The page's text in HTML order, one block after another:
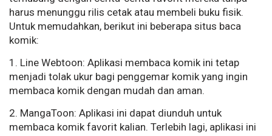
harus menunggu rilis cetak atau membeli buku fisik.
Untuk memudahkan, berikut ini beberapa situs baca
komik:
1. Line Webtoon: Aplikasi membaca komik ini tetap
menjadi tolak ukur bagi penggemar komik yang ingin
membaca komik dengan mudah dan aman.
2. MangaToon: Aplikasi ini dapat diunduh untuk
membaca komik favorit kalian. Terlebih lagi, aplikasi ini